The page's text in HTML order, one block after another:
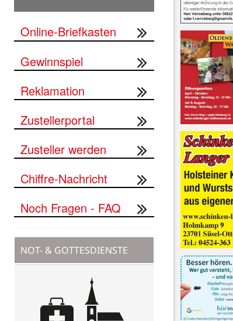
Online-Briefkasten
Gewinnspiel
Reklamation
Zustellerportal
Zusteller werden
Chiffre-Nachricht
Noch Fragen - FAQ
NOT- & GOTTESDIENSTE